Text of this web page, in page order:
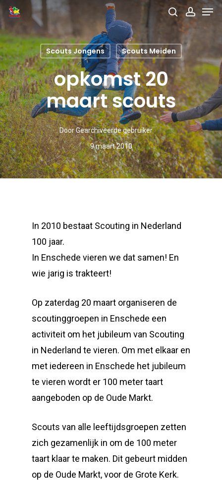
Skip
to
main
content
search
Scouts Jongens Scouts Meiden
opkomst 20
maart scouts
DoorGearchiveerde gebruiker
9 maart 2010
In 2010 bestaat Scouting in Nederland
100 jaar.
In Enschede vieren we dat samen! En
wie jarig is trakteert!
Op zaterdag 20 maart organiseren de
scoutinggroepen in Enschede een
activiteit om het jubileum van Scouting
in Nederland te vieren. Om met elkaar en
met iedereen in Enschede het jubileum
te vieren wordt er 100 meter taart
aangeboden op de Oude Markt.
Scouts van alle leeftijdsgroepen zetten
zich gezamenlijk in om de 100 meter
taart klaar te maken. Dit gebeurt midden
op de Oude Markt, voor de Grote Kerk.